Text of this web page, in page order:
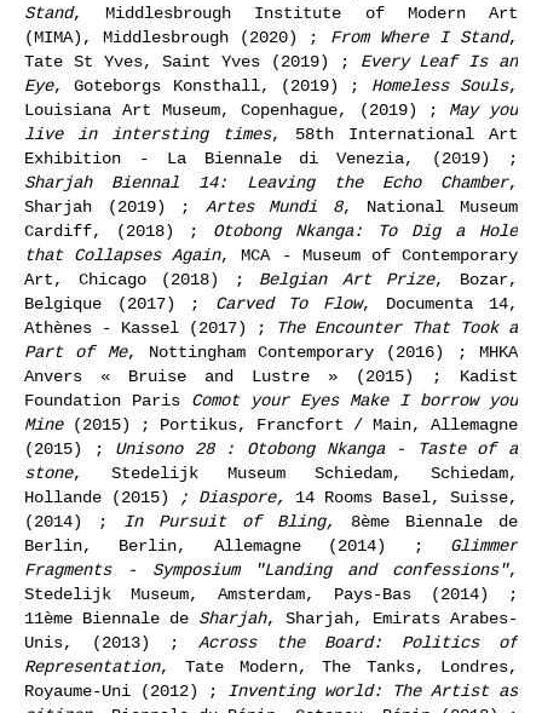
Stand, Middlesbrough Institute of Modern Art
(MIMA), Middlesbrough (2020) ; From Where I Stand,
Tate St Yves, Saint Yves (2019) ; Every Leaf Is an
Eye, Goteborgs Konsthall, (2019) ; Homeless Souls,
Louisiana Art Museum, Copenhague, (2019) ; May you
live in intersting times, 58th International Art
Exhibition - La Biennale di Venezia, (2019) ;
Sharjah Biennal 14: Leaving the Echo Chamber,
Sharjah (2019) ; Artes Mundi 8, National Museum
Cardiff, (2018) ; Otobong Nkanga: To Dig a Hole
that Collapses Again, MCA - Museum of Contemporary
Art, Chicago (2018) ; Belgian Art Prize, Bozar,
Belgique (2017) ; Carved To Flow, Documenta 14,
Athènes - Kassel (2017) ;
The Encounter That Took a
Part of Me, Nottingham Contemporary (2016) ; MHKA
Anvers « Bruise and Lustre » (2015) ; Kadist
Foundation Paris Comot your Eyes Make I borrow you
Mine(2015) ; Portikus, Francfort / Main, Allemagne
(2015) ; Unisono 28 : Otobong Nkanga - Taste of a
stone, Stedelijk Museum Schiedam, Schiedam,
Hollande (2015)
; Diaspore, 14 Rooms Basel, Suisse,
(2014) ;
In Pursuit of Bling, 8ème Biennale de
Berlin, Berlin, Allemagne (2014) ; Glimmer
Fragments - Symposium "Landing and confessions",
Stedelijk Museum, Amsterdam, Pays-Bas (2014) ;
11ème Biennale de Sharjah, Sharjah, Emirats Arabes-
Unis, (2013) ; Across the Board: Politics of
Representation, Tate Modern, The Tanks, Londres,
Royaume-Uni (2012) ; Inventing world: The Artist as